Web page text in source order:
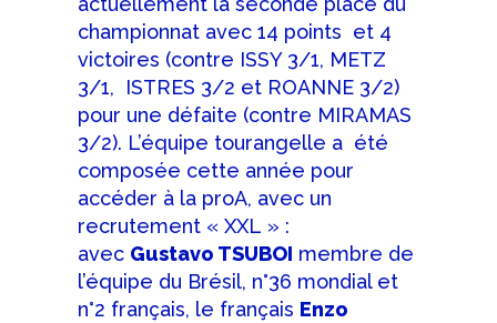
championnat avec 14 points et 4
victoires (contre ISSY 3/1, METZ
3/1, ISTRES 3/2 et ROANNE 3/2)
pour une défaite (contre MIRAMAS
3/2). L’équipe tourangelle a été
composée cette année pour
accéder à la proA, avec un
recrutement « XXL » :
avec Gustavo TSUBOI membre de
l’équipe du Brésil, n°36 mondial et
n°2 français, le français Enzo